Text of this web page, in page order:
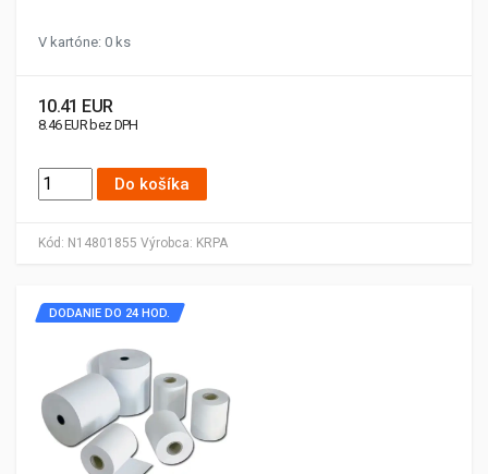
Kód: N14801855 Výrobca: KRPA
V kartóne: 0 ks
10.41 EUR
8.46 EUR bez DPH
Do košíka
DODANIE DO 24 HOD.